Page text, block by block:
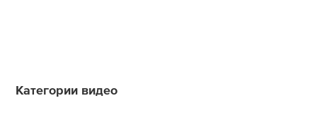
Категории видео